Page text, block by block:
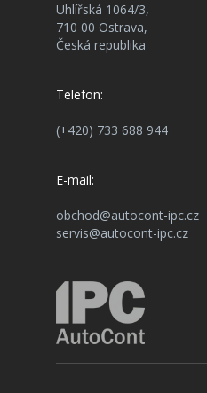
Uhlířská 1064/3,
710 00 Ostrava,
Česká republika
Telefon:
(+420) 733 688 944
E-mail:
obchod@autocont-ipc.cz
servis@autocont-ipc.cz